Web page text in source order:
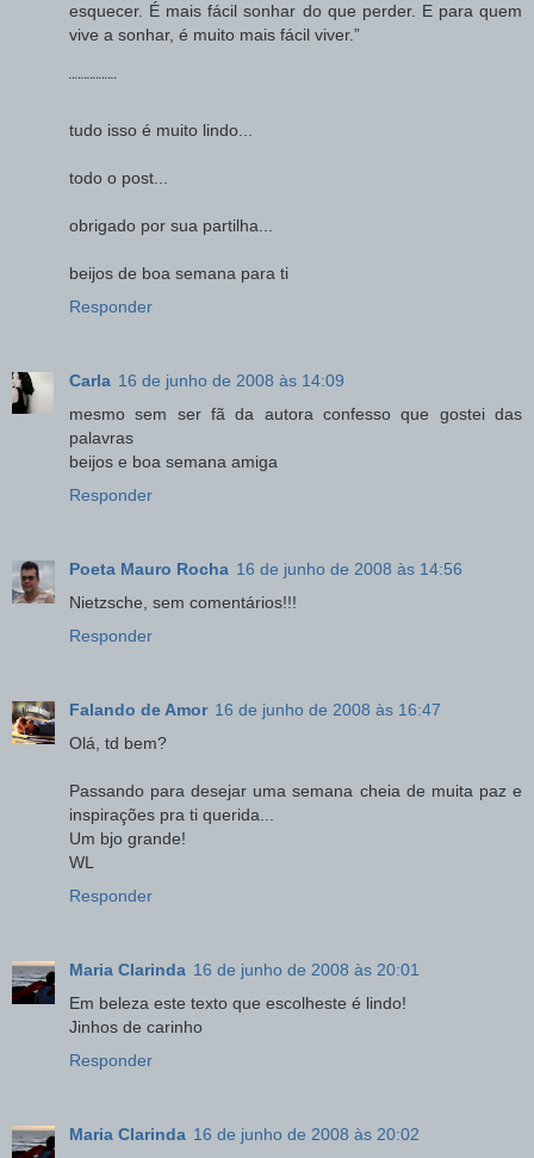
esquecer. É mais fácil sonhar do que perder. E para quem
vive a sonhar, é muito mais fácil viver.”
¨¨¨¨¨¨¨¨
tudo isso é muito lindo...
todo o post...
obrigado por sua partilha...
beijos de boa semana para ti
Responder
Carla 16 de junho de 2008 às 14:09
mesmo sem ser fã da autora confesso que gostei das
palavras
beijos e boa semana amiga
Responder
Poeta Mauro Rocha 16 de junho de 2008 às 14:56
Nietzsche, sem comentários!!!
Responder
Falando de Amor 16 de junho de 2008 às 16:47
Olá, td bem?
Passando para desejar uma semana cheia de muita paz e
inspirações pra ti querida...
Um bjo grande!
WL
Responder
Maria Clarinda 16 de junho de 2008 às 20:01
Em beleza este texto que escolheste é lindo!
Jinhos de carinho
Responder
Maria Clarinda 16 de junho de 2008 às 20:02